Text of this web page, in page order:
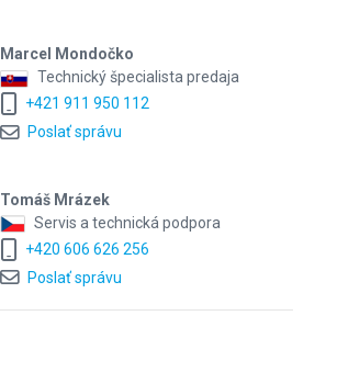
Marcel Mondočko
Technický špecialista predaja
+421 911 950 112
Poslať správu
Tomáš Mrázek
Servis a technická podpora
+420 606 626 256
Poslať správu